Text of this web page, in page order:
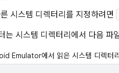
시스템 디렉터리를 지정하려면
는 시스템 디렉터리에서 다음 파
Emulator에서 읽은 시스템 디렉터